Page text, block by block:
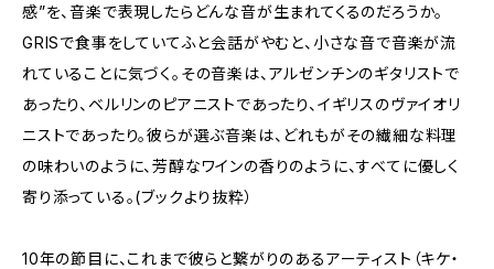
感”を、音楽で表現したらどんな音が生まれてくるのだろうか。
GRISで食事をしていてふと会話がやむと、小さな音で音楽が流
れていることに気づく。その音楽は、アルゼンチンのギタリストで
あったり、ベルリンのピアニストであったり、イギリスのヴァイオリ
ニストであったり。彼らが選ぶ音楽は、どれもがその繊細な料理
の味わいのように、芳醇なワインの香りのように、すべてに優しく
寄り添っている。(ブックより抜粋）
10年の節目に、これまで彼らと繋がりのあるアーティスト（キケ・